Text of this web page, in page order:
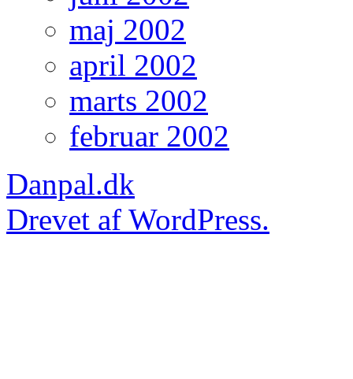
maj 2002
april 2002
marts 2002
februar 2002
Danpal.dk
Drevet af WordPress.